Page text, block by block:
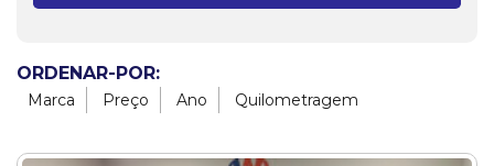
Bancos dianteiros com aquecimento
Bancos em couro
Bluetooth
ORDENAR-POR:
Marca Preço Ano Quilometragem